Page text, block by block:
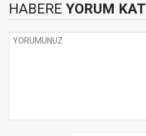
HABERE YORUM KAT